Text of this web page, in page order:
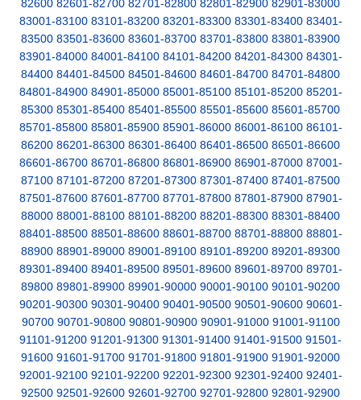
82600 82601-82700 82701-82800 82801-82900 82901-83000
83001-83100 83101-83200 83201-83300 83301-83400 83401-
83500 83501-83600 83601-83700 83701-83800 83801-83900
83901-84000 84001-84100 84101-84200 84201-84300 84301-
84400 84401-84500 84501-84600 84601-84700 84701-84800
84801-84900 84901-85000 85001-85100 85101-85200 85201-
85300 85301-85400 85401-85500 85501-85600 85601-85700
85701-85800 85801-85900 85901-86000 86001-86100 86101-
86200 86201-86300 86301-86400 86401-86500 86501-86600
86601-86700 86701-86800 86801-86900 86901-87000 87001-
87100 87101-87200 87201-87300 87301-87400 87401-87500
87501-87600 87601-87700 87701-87800 87801-87900 87901-
88000 88001-88100 88101-88200 88201-88300 88301-88400
88401-88500 88501-88600 88601-88700 88701-88800 88801-
88900 88901-89000 89001-89100 89101-89200 89201-89300
89301-89400 89401-89500 89501-89600 89601-89700 89701-
89800 89801-89900 89901-90000 90001-90100 90101-90200
90201-90300 90301-90400 90401-90500 90501-90600 90601-
90700 90701-90800 90801-90900 90901-91000 91001-91100
91101-91200 91201-91300 91301-91400 91401-91500 91501-
91600 91601-91700 91701-91800 91801-91900 91901-92000
92001-92100 92101-92200 92201-92300 92301-92400 92401-
92500 92501-92600 92601-92700 92701-92800 92801-92900